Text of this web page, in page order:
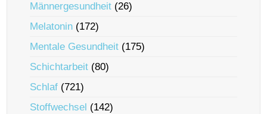
Männergesundheit (26)
Melatonin (172)
Mentale Gesundheit (175)
Schichtarbeit (80)
Schlaf (721)
Stoffwechsel (142)